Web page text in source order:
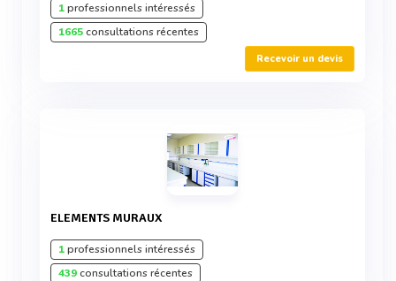
1professionnels intéressés
1665consultations récentes
Recevoir un devis
ELEMENTS MURAUX
1professionnels intéressés
439consultations récentes